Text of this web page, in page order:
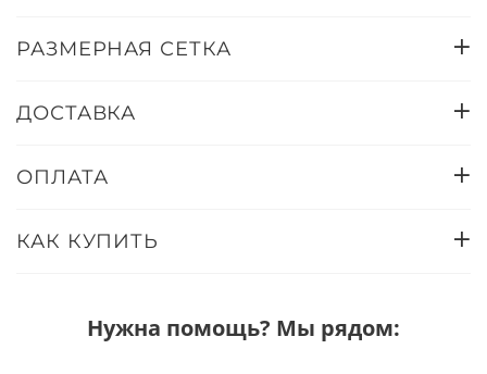
РАЗМЕРНАЯ СЕТКА
ДОСТАВКА
ОПЛАТА
КАК КУПИТЬ
Нужна помощь? Мы рядом: